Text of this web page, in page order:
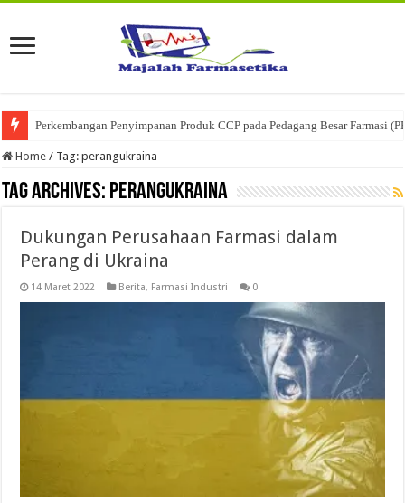
Perkembangan Penyimpanan Produk CCP pada Pedagang Besar Farmasi
Home / Tag:perangukraina
Tag Archives: perangukraina
Dukungan Perusahaan Farmasi dalam
Perang di Ukraina
14 Maret 2022 Berita, Farmasi Industri 0